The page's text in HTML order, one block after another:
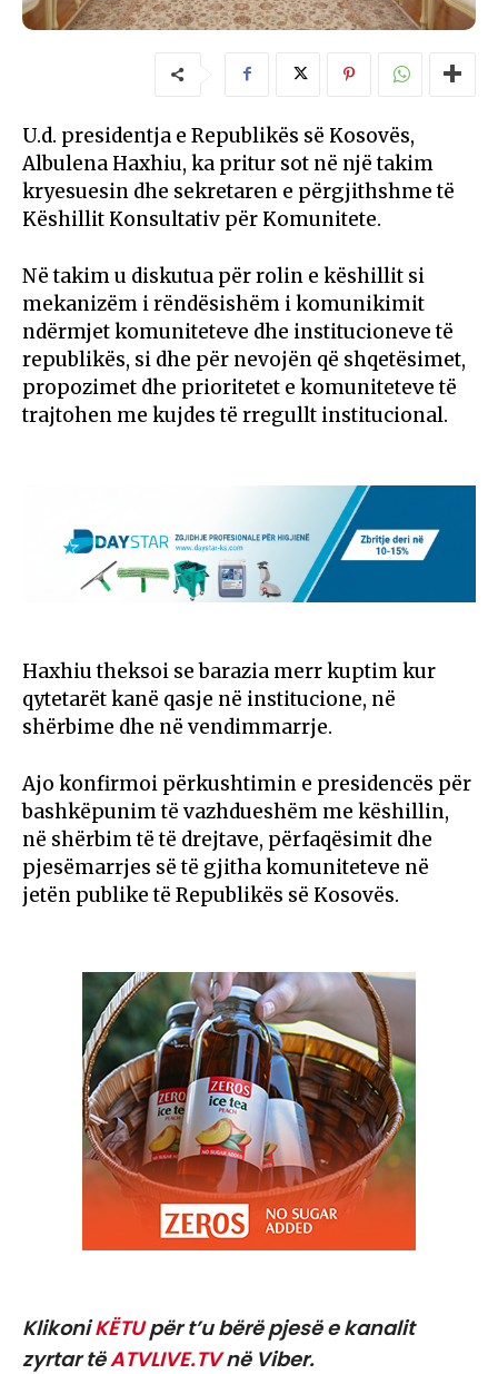
U.d. presidentja e Republikës së Kosovës,
Albulena Haxhiu, ka pritur sot në një takim
kryesuesin dhe sekretaren e përgjithshme të
Këshillit Konsultativ për Komunitete.
Në takim u diskutua për rolin e këshillit si
mekanizëm i rëndësishëm i komunikimit
ndërmjet komuniteteve dhe institucioneve të
republikës, si dhe për nevojën që shqetësimet,
propozimet dhe prioritetet e komuniteteve të
trajtohen me kujdes të rregullt institucional.
Haxhiu theksoi se barazia merr kuptim kur
qytetarët kanë qasje në institucione, në
shërbime dhe në vendimmarrje.
Ajo konfirmoi përkushtimin e presidencës për
bashkëpunim të vazhdueshëm me këshillin,
në shërbim të të drejtave, përfaqësimit dhe
pjesëmarrjes së të gjitha komuniteteve në
jetën publike të Republikës së Kosovës.
KlikoniKËTUpër t’u bërë pjesë e kanalit
zyrtar tëATVLIVE.TVnë Viber.